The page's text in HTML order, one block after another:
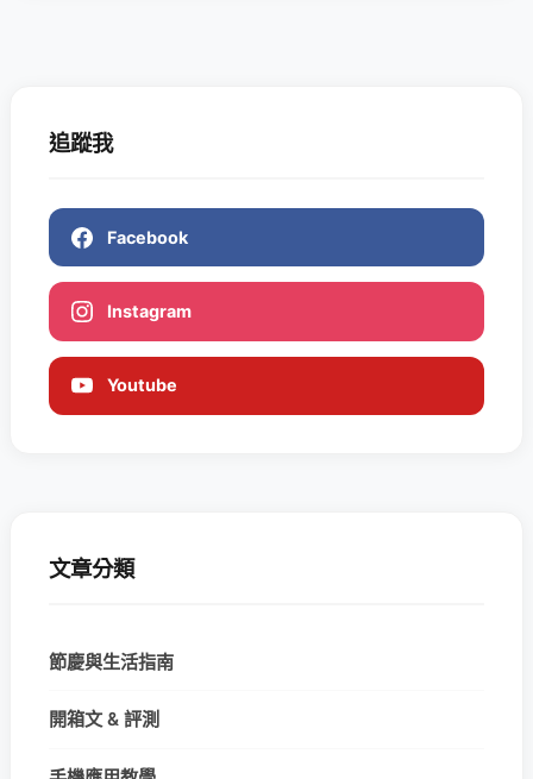
追蹤我
Facebook
Instagram
Youtube
文章分類
節慶與生活指南
開箱文 & 評測